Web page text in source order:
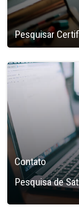
Pesquisar
Contato
Pesquisa de